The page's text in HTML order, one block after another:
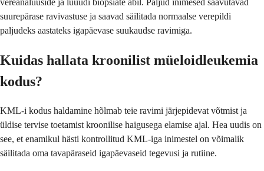
vereanalüüside ja luuüdi biopsiate abil. Paljud inimesed saavutavad
suurepärase ravivastuse ja saavad säilitada normaalse verepildi
paljudeks aastateks igapäevase suukaudse ravimiga.
Kuidas hallata kroonilist müeloidleukemia
kodus?
KML-i kodus haldamine hõlmab teie ravimi järjepidevat võtmist ja
üldise tervise toetamist kroonilise haigusega elamise ajal. Hea uudis on
see, et enamikul hästi kontrollitud KML-iga inimestel on võimalik
säilitada oma tavapäraseid igapäevaseid tegevusi ja rutiine.